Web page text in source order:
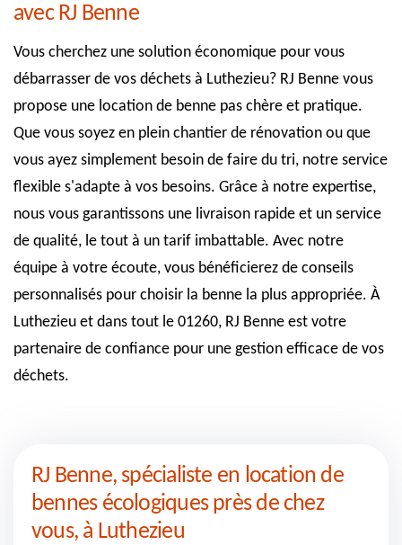
avec RJ Benne
Vous cherchez une solution économique pour vous
débarrasser de vos déchets à Luthezieu? RJ Benne vous
propose une location de benne pas chère et pratique.
Que vous soyez en plein chantier de rénovation ou que
vous ayez simplement besoin de faire du tri, notre service
flexible s'adapte à vos besoins. Grâce à notre expertise,
nous vous garantissons une livraison rapide et un service
de qualité, le tout à un tarif imbattable. Avec notre
équipe à votre écoute, vous bénéficierez de conseils
personnalisés pour choisir la benne la plus appropriée. À
Luthezieu et dans tout le 01260, RJ Benne est votre
partenaire de confiance pour une gestion efficace de vos
déchets.
RJ Benne, spécialiste en location de
bennes écologiques près de chez
vous, à Luthezieu